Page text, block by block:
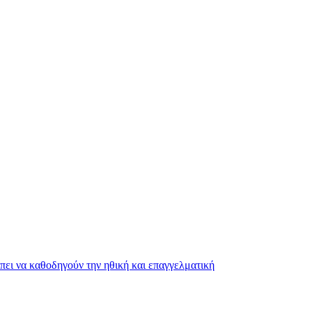
να καθοδηγούν την ηθική και επαγγελματική